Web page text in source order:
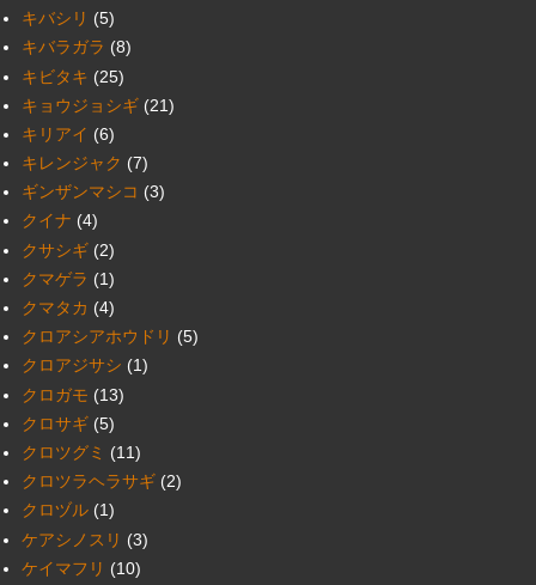
キバシリ (5)
キバラガラ (8)
キビタキ (25)
キョウジョシギ (21)
キリアイ (6)
キレンジャク (7)
ギンザンマシコ (3)
クイナ (4)
クサシギ (2)
クマゲラ (1)
クマタカ (4)
クロアシアホウドリ (5)
クロアジサシ (1)
クロガモ (13)
クロサギ (5)
クロツグミ (11)
クロツラヘラサギ (2)
クロヅル (1)
ケアシノスリ (3)
ケイマフリ (10)